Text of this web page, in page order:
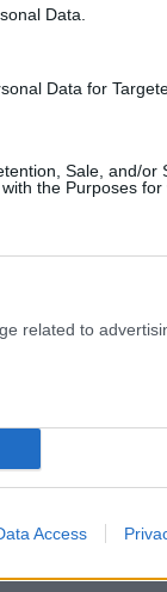
Data.
Data for
Sale, and/or
the Purposes for
related to
Access
Μεταγραφές
Skin
ψυχικής